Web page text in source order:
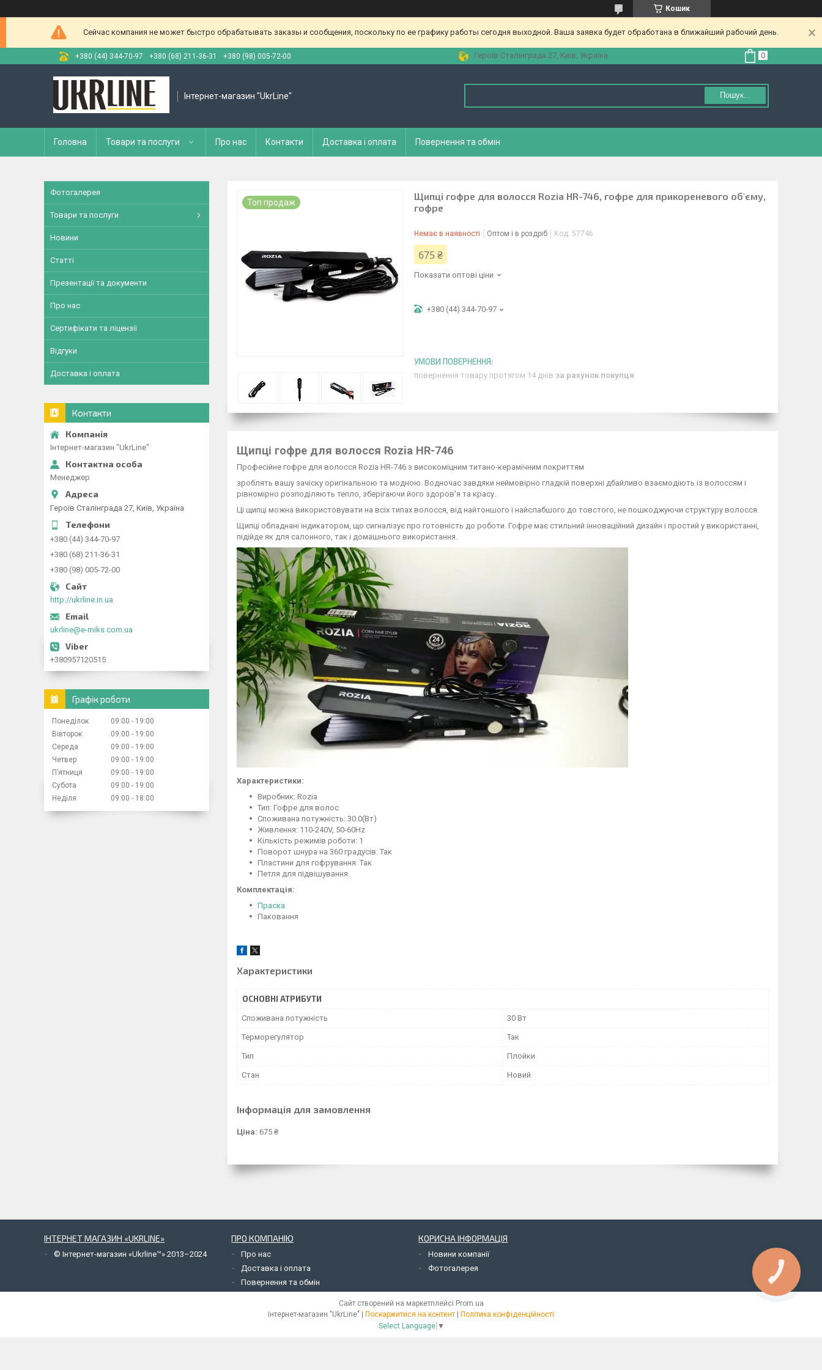
Кошик
Сейчас компания не может быстро обрабатывать заказы и сообщения, поскольку по ее графику работы сегодня выходной. Ваша заявка будет обработана в ближайший рабочий день.
+380 (44) 344-70-97 +380 (68) 211-36-31 +380 (98) 005-72-00 Героїв Сталінграда 27, Київ, Україна
Інтернет-магазин "UkrLine" Пошук...
Головна Товари та послуги Про нас Контакти Доставка і оплата Повернення та обмін
Топ продаж
Щипці гофре для волосся Rozia HR-746, гофре для прикореневого об'єму,
гофре
Немає в наявності Оптом і в роздріб Код: 57746
675 ₴
Показати оптові ціни
+380 (44) 344-70-97
повернення товару протягом 14 днів за рахунок покупця
Щипці гофре для волосся Rozia HR-746
Професійне гофре для волосся Rozia HR-746 з високоміцним титано-керамічним покриттям
зроблять вашу зачіску оригінальною та модною. Водночас завдяки неймовірно гладкій поверхні дбайливо взаємодіють із волоссям і
рівномірно розподіляють тепло, зберігаючи його здоров'я та красу.
Ці щипці можна використовувати на всіх типах волосся, від найтоншого і найслабшого до товстого, не пошкоджуючи структуру волосся.
Щипці обладнані індикатором, що сигналізує про готовність до роботи. Гофре має стильний інноваційний дизайн і простий у використанні,
підійде як для салонного, так і домашнього використання.
Характеристики:
Виробник: Rozia
Тип: Гофре для волос
Споживана потужність: 30.0(Вт)
Живлення: 110-240V, 50-60Hz
Кількість режимів роботи: 1
Поворот шнура на 360 градусів: Так
Пластини для гофрування: Так
Петля для підвішування.
Комплектація:
Праска
Паковання
Характеристики
ОСНОВНІ АТРИБУТИ
Споживана потужність 30 Вт
Терморегулятор Так
Тип Плойки
Стан Новий
Інформація для замовлення
Ціна: 675 ₴
Фотогалерея
Товари та послуги
Новини
Статті
Презентації та документи
Про нас
Сертифікати та ліцензії
Відгуки
Доставка і оплата
Контакти
Інтернет-магазин "UkrLine"
Менеджер
Героїв Сталінграда 27, Київ, Україна
+380 (44) 344-70-97
+380 (68) 211-36-31
+380 (98) 005-72-00
http://ukrline.in.ua
ukrline@e-miks.com.ua
+380957120515
Графік роботи
Понеділок 09:00
19:00
Вівторок
09:00
19:00
Середа
09:00
19:00
Четвер
09:00
19:00
Пʼятниця
09:00
19:00
Субота
09:00
19:00
Неділя
09:00 18:00
ІНТЕРНЕТ МАГАЗИН «UKRLINE»
© Інтернет-магазин «Ukrline™» 2013–2024
ПРО КОМПАНІЮ
Про нас
Доставка і оплата
Повернення та обмін
КОРИСНА ІНФОРМАЦІЯ
Новини компанії
Фотогалерея
Сайт створений на маркетплейсі Prom.ua
Поскаржитися на контент
Політика конфіденційності
Select Language ▼
КНОПКА
ЗВ'ЯЗКУ